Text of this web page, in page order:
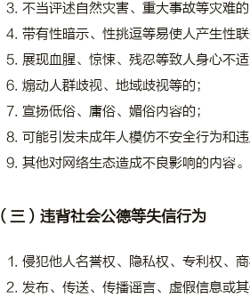
不当评述自然灾害、重大事故等灾难的
带有性暗示、性挑逗等易使人产生性联
展现血腥、惊悚、残忍等致人身心不适
煽动人群歧视、地域歧视等的；
宣扬低俗、庸俗、媚俗内容的；
可能引发未成年人模仿不安全行为和
其他对网络生态造成不良影响的内容。
（三）违背社会公德等失信行为
侵犯他人名誉权、隐私权、专利权、商
发布、传送、传播谣言、虚假信息或